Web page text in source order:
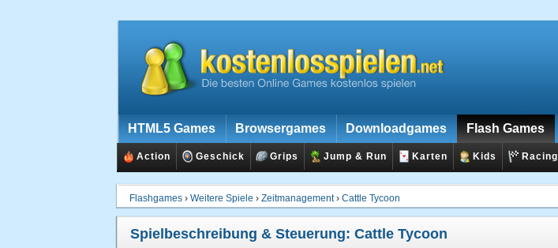
HTML5 Games Browsergames Downloadgames Flash Games
Action Geschick Grips Jump & Run Karten Kids Racing
Flashgames › Weitere Spiele › Zeitmanagement› Cattle Tycoon
Spielbeschreibung & Steuerung: Cattle Tycoon